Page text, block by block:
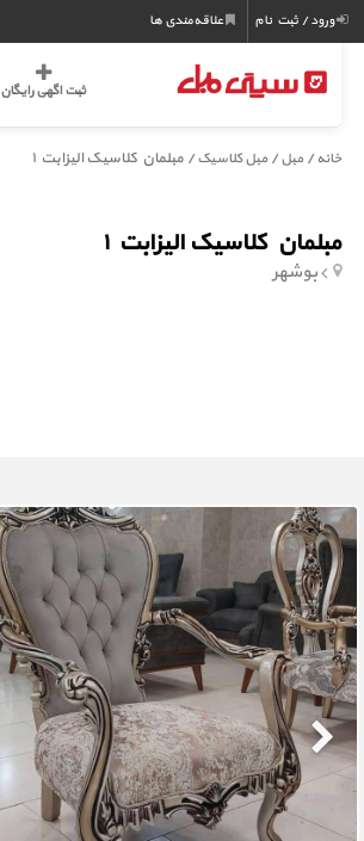
ورود / ثبت نام علاقه‌مندی ها
ثبت اگهی رایگان
خانه /مبل/مبل کلاسیک/ مبلمان کلاسیک الیزابت ۱
مبلمان کلاسیک الیزابت ۱
بوشهر